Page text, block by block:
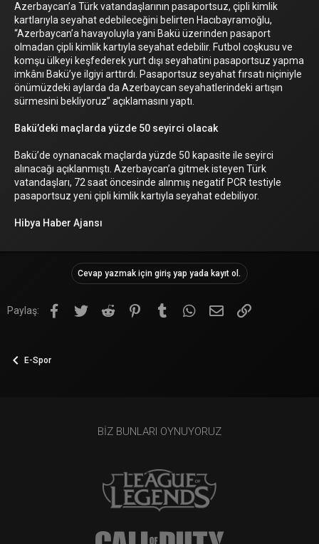
Azerbaycan’a Türk vatandaşlarının pasaportsuz, çipli kimlik
kartlarıyla seyahat edebileceğini belirten Hacıbayramoğlu,
“Azerbaycan’a havayoluyla yani Bakü üzerinden pasaport
olmadan çipli kimlik kartıyla seyahat edebilir. Futbol coşkusu ve
komşu ülkeyi keşfederek yurt dışı seyahatini pasaportsuz yapma
imkânı Bakü’ye ilgiyi arttırdı. Pasaportsuz seyahat fırsatı niçiniyle
önümüzdeki aylarda da Azerbaycan seyahatlerindeki artışın
sürmesini bekliyoruz” açıklamasını yaptı.
Bakü’deki maçlarda yüzde 50 seyirci olacak
Bakü’de oynanacak maçlarda yüzde 50 kapasite ile seyirci
alınacağı açıklanmıştı. Azerbaycan’a gitmek isteyen Türk
vatandaşları, 72 saat öncesinde alınmış negatif PCR testiyle
pasaportsuz yeni çipli kimlik kartıyla seyahat edebiliyor.
Hibya Haber Ajansı
Cevap yazmak için giriş yap yada kayıt ol.
Paylaş: Facebook
TwitterReddit PinterestTumblrWhatsApp
E-postaLink
E-Spor
BIZ BUNLARI OYNUYORUZ